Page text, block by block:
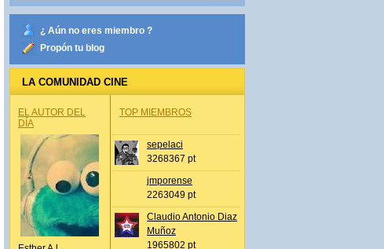
¿ Aún no eres miembro ?
Propón tu blog
LA COMUNIDAD CINE
EL AUTOR DEL
DÍA
TOP MIEMBROS
sepelaci
3268367 pt
jmporense
2263049 pt
Claudio Antonio Diaz
Muñoz
1965802 pt